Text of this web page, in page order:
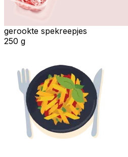
gerookte spekreepjes
250 g